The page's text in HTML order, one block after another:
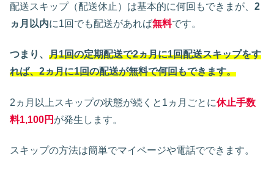
配送スキップ（配送休止）は基本的に何回もできまが、 2
ヵ月以内に1回でも配送があれば無料です。
つまり、 月1回の定期配送で2ヵ月に1回配送スキップをす
れば、2ヵ月に1回の配送が無料で何回もできます。
2ヵ月以上スキップの状態が続くと1ヵ月ごとに休止手数
料1,100円 が発生します。
スキップの方法は簡単でマイページや電話でできます。